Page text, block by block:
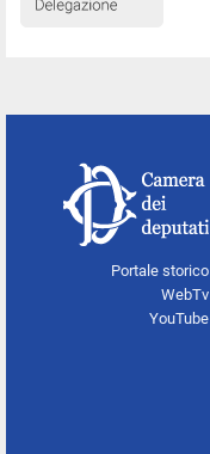
Portale storico
WebTv
YouTube